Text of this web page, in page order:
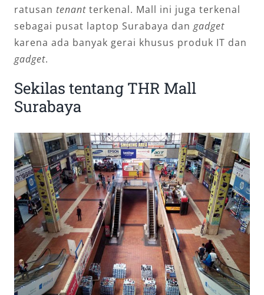
ratusan tenantterkenal. Mall ini juga terkenal
sebagai pusat laptop Surabaya dan gadget
karena ada banyak gerai khusus produk IT dan
gadget.
Sekilas tentang THR Mall
Surabaya